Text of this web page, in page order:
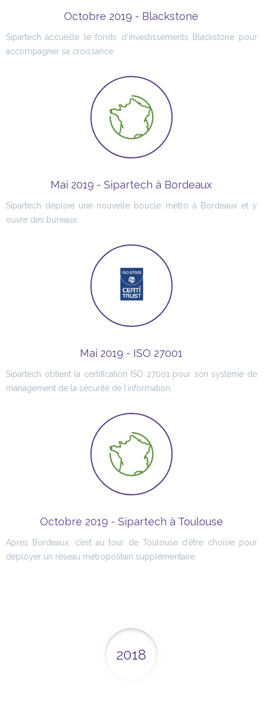
Octobre 2019 - Blackstone
Sipartech accueille le fonds d’investissements Blackstone pour
accompagner sa croissance.
Mai 2019 - Sipartech à Bordeaux
Sipartech déploie une nouvelle boucle métro à Bordeaux et y
ouvre des bureaux.
Mai 2019 - ISO 27001
Sipartech obtient la certification ISO 27001 pour son système de
management de la sécurité de l’information.
Octobre 2019 - Sipartech à Toulouse
Après Bordeaux, c’est au tour de Toulouse d’être choisie pour
déployer un réseau métropolitain supplémentaire.
2018